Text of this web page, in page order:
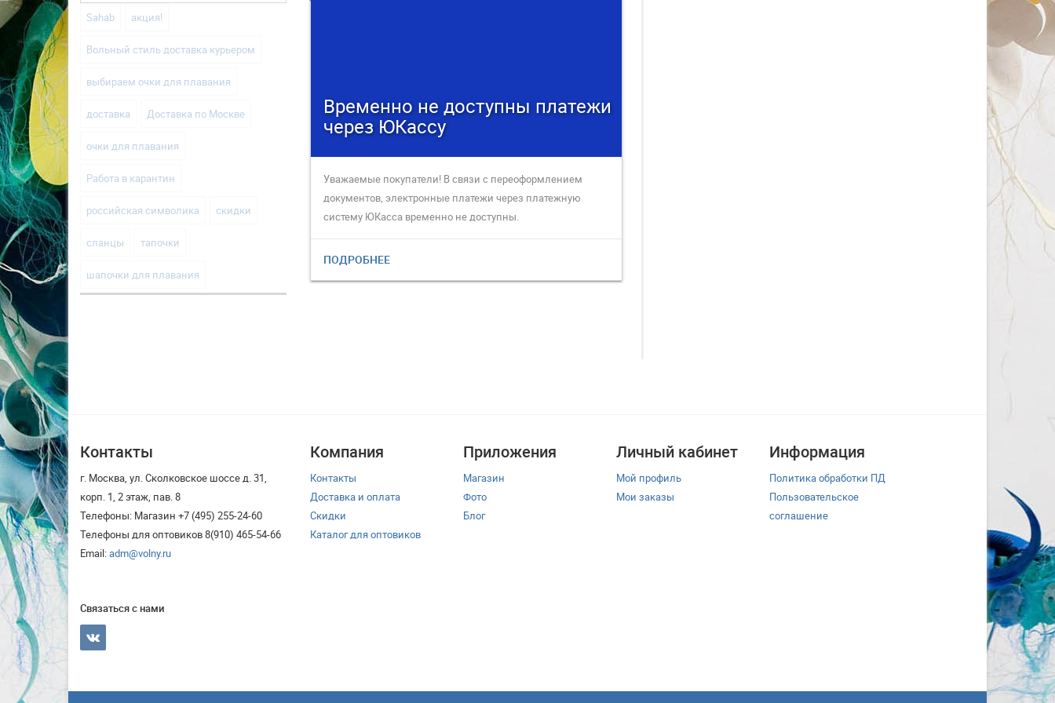
Sahab акция!
Вольный стиль доставка курьером
выбираем очки для плавания
доставка Доставка по Москве
очки для плавания
Работа в карантин
российская символика скидки
сланцы тапочки
шапочки для плавания
Временно не доступны платежи
через ЮКассу
Уважаемые покупатели! В связи с переоформлением
документов, электронные платежи через платежную
систему ЮКасса временно не доступны.
ПОДРОБНЕЕ
Контакты
г. Москва, ул. Сколковское шоссе д. 31,
корп. 1, 2 этаж, пав. 8
Телефоны: Магазин +7 (495) 255-24-60
Телефоны для оптовиков 8(910) 465-54-66
Email:adm@volny.ru
Связаться с нами
Компания
Контакты
Доставка и оплата
Скидки
Каталог для оптовиков
Приложения
Магазин
Фото
Блог
Личный кабинет
Мой профиль
Мои заказы
Информация
Политика обработки ПД
Пользовательское
соглашение